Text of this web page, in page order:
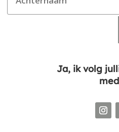
Ja, ik volg